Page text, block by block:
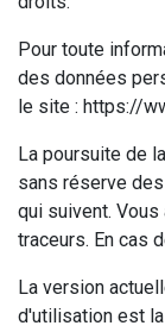
Pour toute
des données
le site : https://
La poursuite de
sans réserve
qui suivent.
traceurs. En cas
La version
d'utilisation est